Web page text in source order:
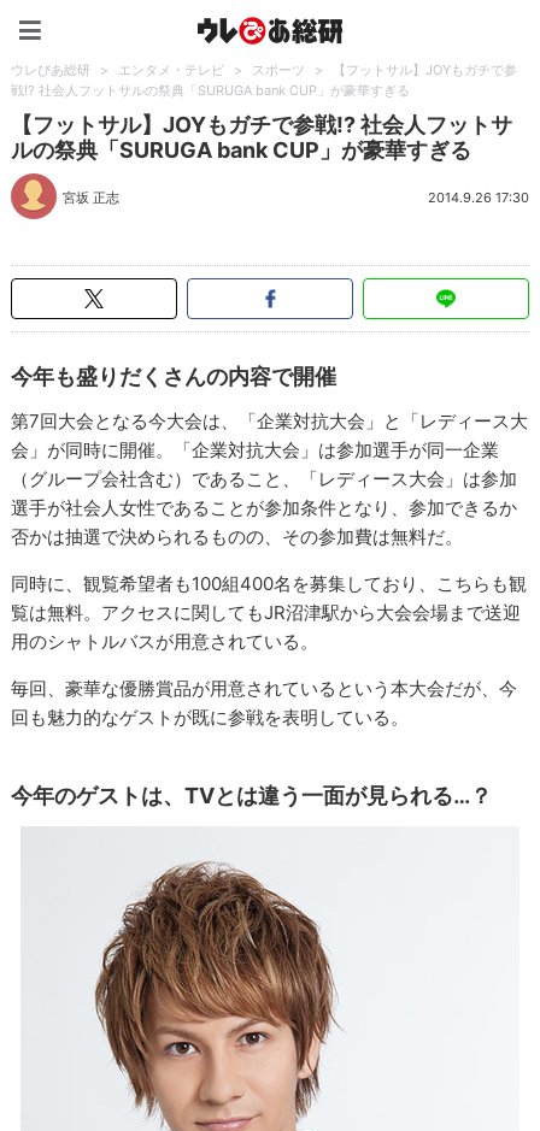
ウレぴあ総研 > エンタメ・テレビ > スポーツ >
【フットサル】JOYもガチで参
戦!? 社会人フットサルの祭典「SURUGA bank CUP」が豪華すぎる
【フットサル】JOYもガチで参戦!? 社会人フットサ
ルの祭典「SURUGA bank CUP」が豪華すぎる
宮坂 正志 2014.9.26 17:30
今年も盛りだくさんの内容で開催
第7回大会となる今大会は、「企業対抗大会」と「レディース大
会」が同時に開催。「企業対抗大会」は参加選手が同一企業
（グループ会社含む）であること、「レディース大会」は参加
選手が社会人女性であることが参加条件となり、参加できるか
否かは抽選で決められるものの、その参加費は無料だ。
同時に、観覧希望者も100組400名を募集しており、こちらも観
覧は無料。アクセスに関してもJR沼津駅から大会会場まで送迎
用のシャトルバスが用意されている。
毎回、豪華な優勝賞品が用意されているという本大会だが、今
回も魅力的なゲストが既に参戦を表明している。
今年のゲストは、TVとは違う一面が見られる…？